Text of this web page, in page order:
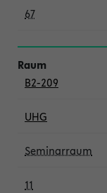
67
B2-209
UHG
Seminarraum
11